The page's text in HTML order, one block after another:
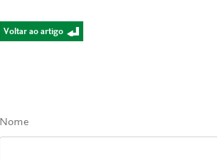
Voltar ao artigo
Nome